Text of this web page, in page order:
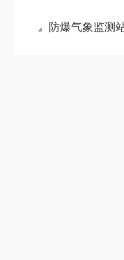
防爆气象监测站适配各类高危工业场